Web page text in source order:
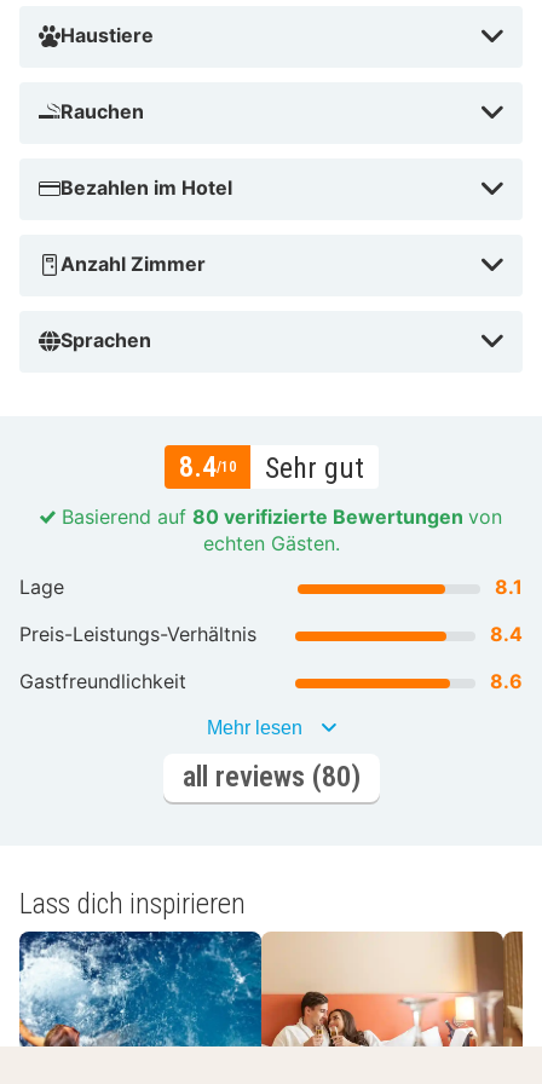
Haustiere
Rauchen
Bezahlen im Hotel
Anzahl Zimmer
Sprachen
8.4/10 Sehr gut
Basierend auf 80 verifizierte Bewertungen von
echten Gästen.
Lage
8.1
Preis-Leistungs-Verhältnis
8.4
Gastfreundlichkeit
8.6
Mehr lesen
all reviews (80)
Lass dich inspirieren